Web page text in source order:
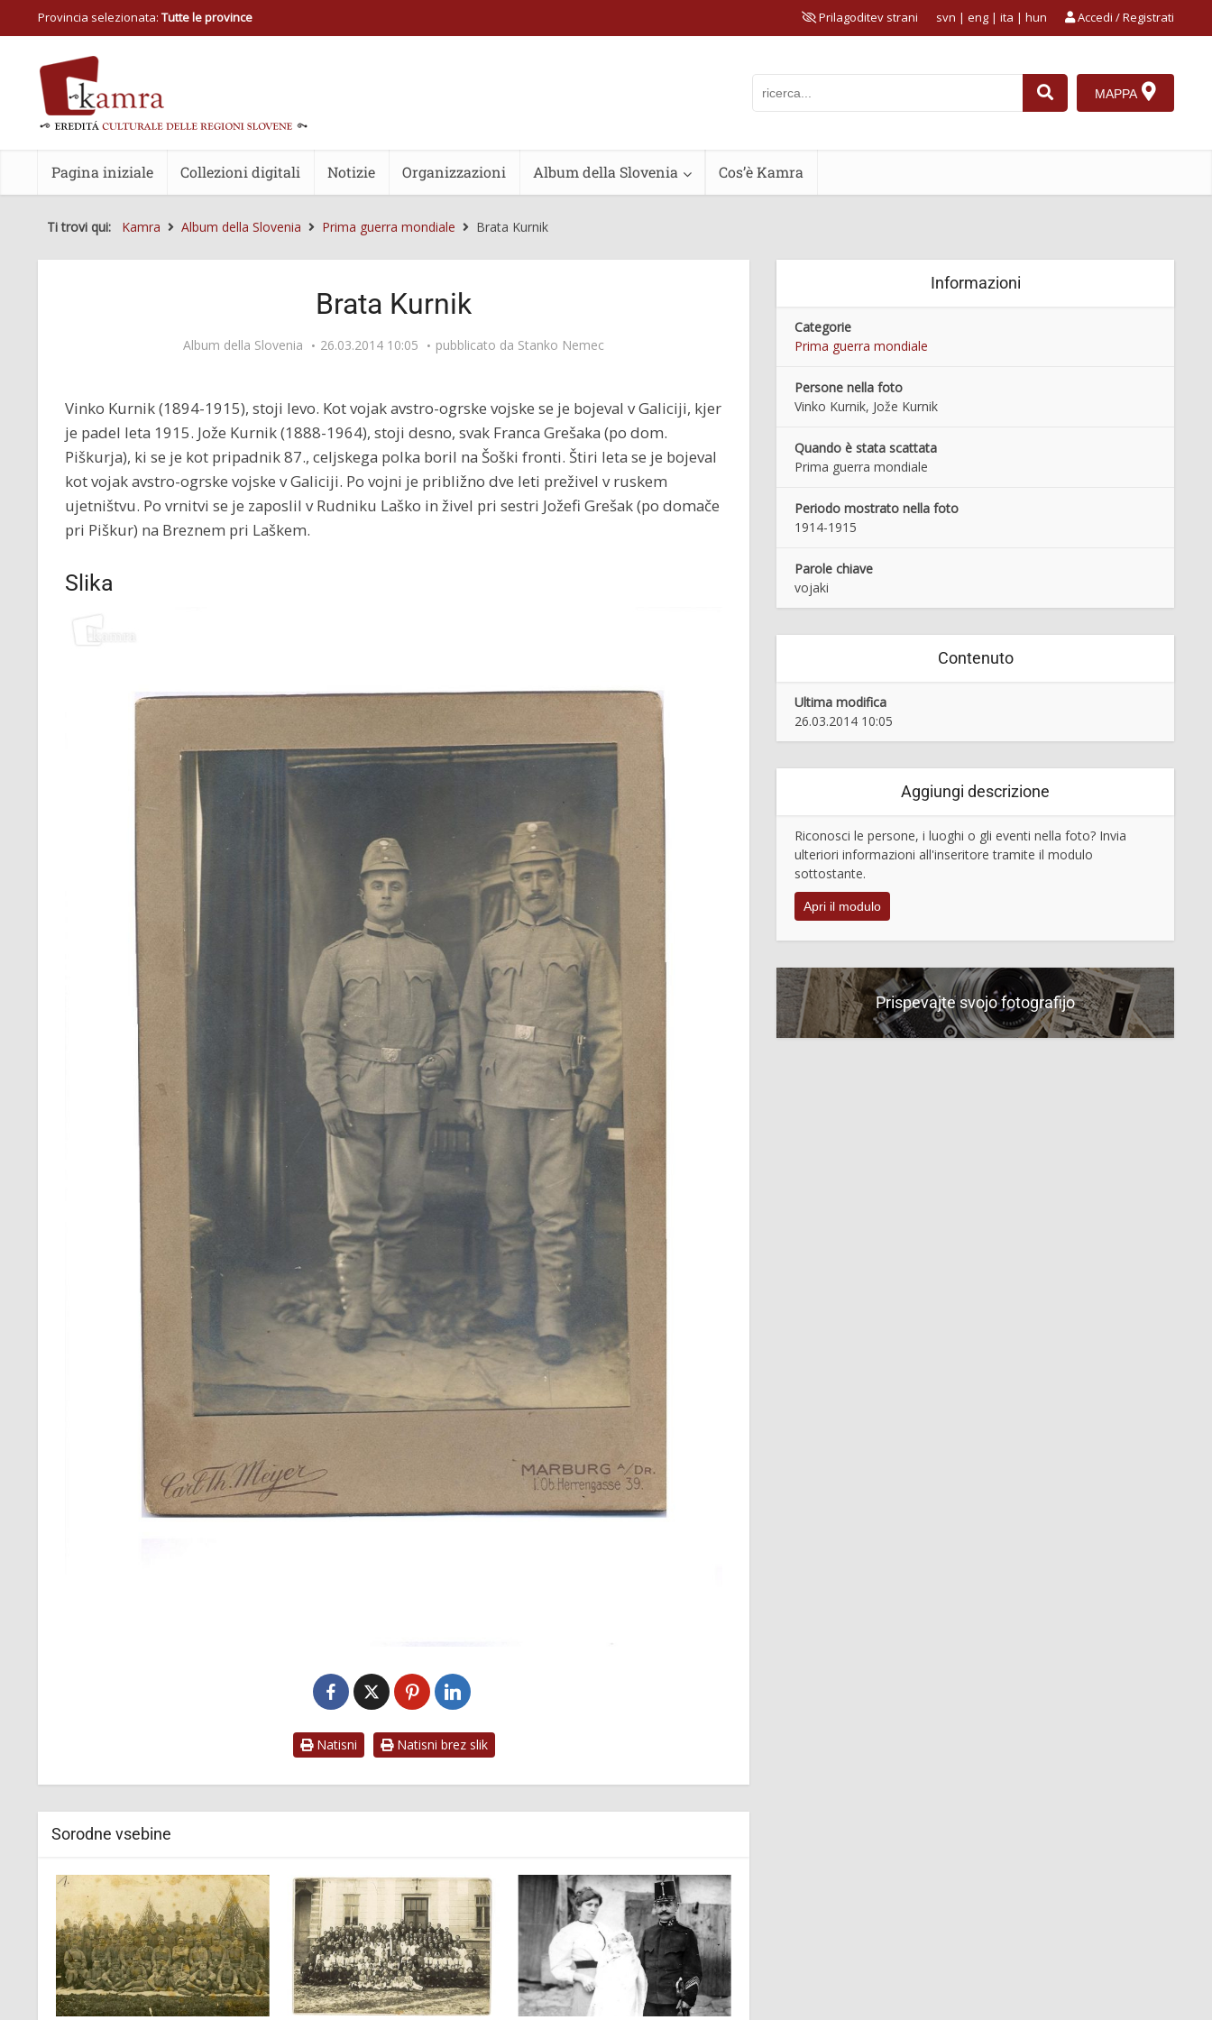
Provincia selezionata: Tutte le province Prilagoditev strani Accedi / Registrati
svn | eng | ita | hun
MAPPA
Pagina iniziale Collezioni digitali Notizie Organizzazioni Album della Slovenia Cos’è Kamra
Ti trovi qui: Kamra Album della Slovenia Prima guerra mondiale Brata Kurnik
Brata Kurnik
Album della Slovenia 26.03.2014 10:05 pubblicato da Stanko Nemec
Vinko Kurnik (1894-1915), stoji levo. Kot vojak avstro-ogrske vojske se je bojeval v Galiciji, kjer
je padel leta 1915. Jože Kurnik (1888-1964), stoji desno, svak Franca Grešaka (po dom.
Piškurja), ki se je kot pripadnik 87., celjskega polka boril na Šoški fronti. Štiri leta se je bojeval
kot vojak avstro-ogrske vojske v Galiciji. Po vojni je približno dve leti preživel v ruskem
ujetništvu. Po vrnitvi se je zaposlil v Rudniku Laško in živel pri sestri Jožefi Grešak (po domače
pri Piškur) na Breznem pri Laškem.
Slika
Natisni Natisni brez slik
Sorodne vsebine
Informazioni
Categorie
Prima guerra mondiale
Persone nella foto
Vinko Kurnik, Jože Kurnik
Quando è stata scattata
Prima guerra mondiale
Periodo mostrato nella foto
1914-1915
Parole chiave
vojaki
Contenuto
Ultima modifica
26.03.2014 10:05
Aggiungi descrizione
Riconosci le persone, i luoghi o gli eventi nella foto? Invia
ulteriori informazioni all'inseritore tramite il modulo
sottostante.
Apri il modulo
Prispevajte svojo fotografijo